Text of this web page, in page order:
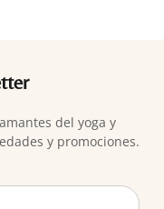
del yoga y
y promociones.